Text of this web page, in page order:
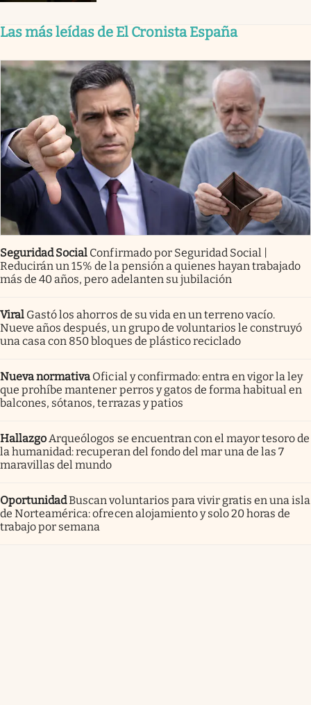
Las más leídas de El Cronista España
Seguridad Social Confirmado por Seguridad Social |
Reducirán un 15% de la pensión a quienes hayan trabajado
más de 40 años, pero adelanten su jubilación
Viral Gastó los ahorros de su vida en un terreno vacío.
Nueve años después, un grupo de voluntarios le construyó
una casa con 850 bloques de plástico reciclado
Nueva normativa Oficial y confirmado: entra en vigor la ley
que prohíbe mantener perros y gatos de forma habitual en
balcones, sótanos, terrazas y patios
Hallazgo Arqueólogos se encuentran con el mayor tesoro de
la humanidad: recuperan del fondo del mar una de las 7
maravillas del mundo
OportunidadBuscan voluntarios para vivir gratis en una isla
de Norteamérica: ofrecen alojamiento y solo 20 horas de
trabajo por semana